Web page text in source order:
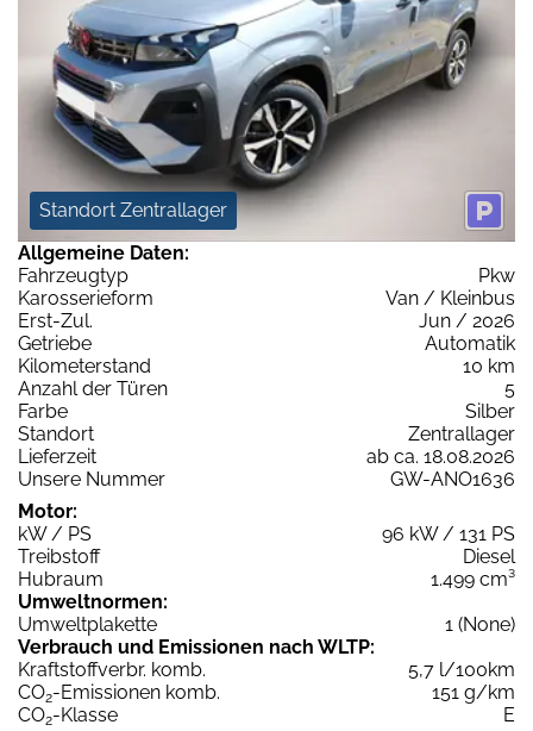
Standort Zentrallager
Allgemeine Daten:
Fahrzeugtyp
Pkw
Karosserieform
Van / Kleinbus
Erst-Zul.
Jun / 2026
Getriebe
Automatik
Kilometerstand
10 km
Anzahl der Türen
5
Farbe
Silber
Standort
Zentrallager
Lieferzeit
ab ca. 18.08.2026
Unsere Nummer
GW-ANO1636
Motor:
kW / PS
96 kW / 131 PS
Treibstoff
Diesel
Hubraum
1.499 cm³
Umweltnormen:
Umweltplakette
1 (None)
Verbrauch und Emissionen nach WLTP:
Kraftstoffverbr. komb.
5,7 l/100km
CO2-Emissionen komb.
151 g/km
CO2-Klasse
E